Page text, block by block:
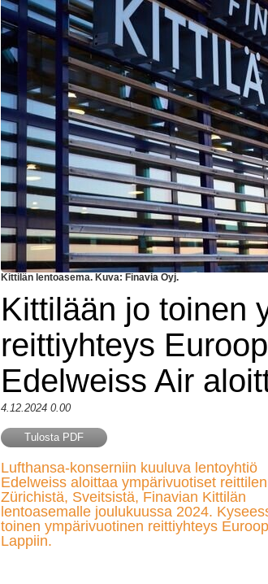
Kittilän lentoasema. Kuva: Finavia Oyj.
Kittilään jo toinen
reittiyhteys
Edelweiss Air
4.12.2024 0.00
Tulosta PDF
Lufthansa-konserniin kuuluva lentoyhtiö
Edelweiss aloittaa ympärivuotiset
Zürichistä, Sveitsistä, Finavian Kittilän
lentoasemalle joulukuussa 2024.
toinen ympärivuotinen reittiyhteys
Lappiin.